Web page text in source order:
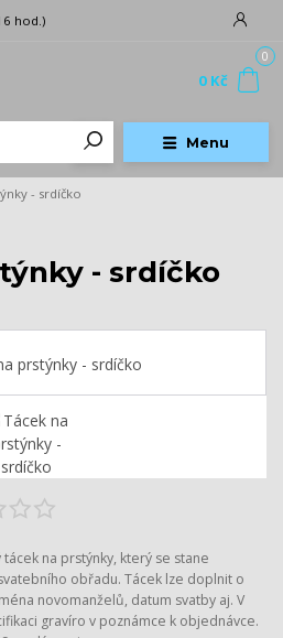
Menu
hod.)
0
0 Kč
- srdíčko
- srdíčko
na prstýnky, který se stane
obřadu. Tácek lze doplnit o
novomanželů, datum svatby aj. V
gravíro v poznámce k objednávce.